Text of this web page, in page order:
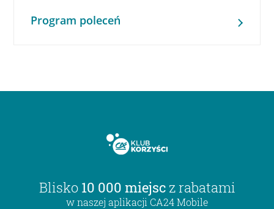
Program poleceń
Blisko 10 000 miejsc z rabatami
w naszej aplikacji CA24 Mobile